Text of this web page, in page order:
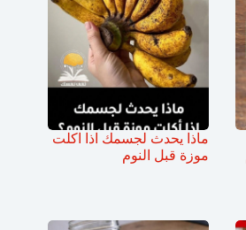
ماذا يحدث لجسمك اذا اكلت
موزة قبل النوم